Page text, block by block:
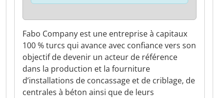
Fabo Company est une entreprise à capitaux
100 % turcs qui avance avec confiance vers son
objectif de devenir un acteur de référence
dans la production et la fourniture
d’installations de concassage et de criblage, de
centrales à béton ainsi que de leurs